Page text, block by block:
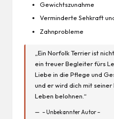
Gewichtszunahme
Verminderte Sehkraft
Zahnprobleme
„Ein Norfolk Terrier ist
ein treuer Begleiter fürs
Liebe in die Pflege und
und er wird dich mit
Leben belohnen.“
– Unbekannter Autor –